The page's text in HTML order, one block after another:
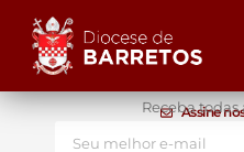
Assine
Receba todas